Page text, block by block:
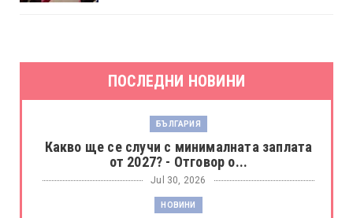
ПОСЛЕДНИ НОВИНИ
БЪЛГАРИЯ
Какво ще се случи с минималната заплата
от 2027? - Отговор о...
Jul 30, 2026
НОВИНИ